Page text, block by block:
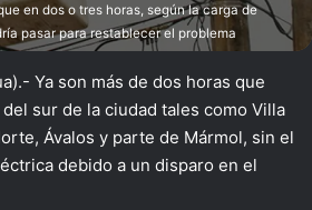
en dos o tres horas, según la carga de
pasar para restablecer el problema
Ya son más de dos horas que
sur de la ciudad tales como Villa
Ávalos y parte de Mármol, sin el
debido a un disparo en el